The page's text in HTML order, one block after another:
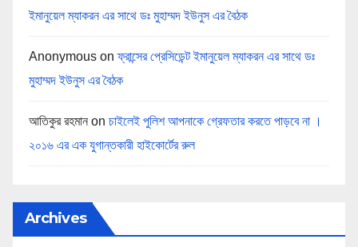
ইমানুয়েল ম্যাকরন এর সাথে ডঃ মুহাম্মদ ইউনুস এর বৈঠক
Anonymous onফ্রান্সের প্রেসিডেন্ট ইমানুয়েল ম্যাকরন এর সাথে ডঃ
মুহাম্মদ ইউনুস এর বৈঠক
আতিকুর রহমান on চাইলেই পুলিশ আপনাকে গ্রেফতার করতে পাড়বে না ।
২০১৬ এর এক যুগান্তকারী হাইকোর্টের রুল
Archives